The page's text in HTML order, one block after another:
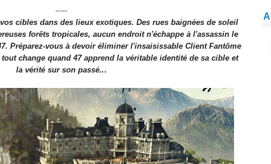
-----
cibles dans des lieux exotiques. Des rues baignées de soleil
forêts tropicales, aucun endroit n'échappe à l'assassin le
Préparez-vous à devoir éliminer l'insaisissable Client Fantôme
change quand 47 apprend la véritable identité de sa cible et
la vérité sur son passé...